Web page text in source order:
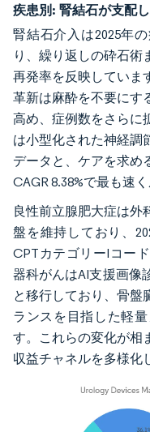
疾患別: 腎結石が支配
腎結石介入は2025年
り、繰り返しの砕石術
再発率を反映していま
革新は麻酔を不要にす
高め、症例数をさらに
は小型化された神経調
データと、ケアを求め
CAGR 8.38%で最も速
良性前立腺肥大症は外
盤を維持しており、
CPTカテゴリーIコー
器科がんはAI支援画像
と移行しており、骨盤
ランスを目指した軽
す。これらの変化が相
収益チャネルを多様化